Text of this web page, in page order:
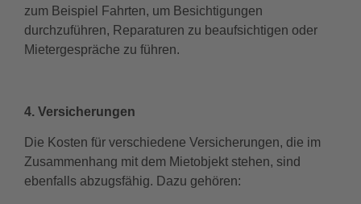
zum Beispiel Fahrten, um Besichtigungen
durchzuführen, Reparaturen zu beaufsichtigen oder
Mietergespräche zu führen.
4. Versicherungen
Die Kosten für verschiedene Versicherungen, die im
Zusammenhang mit dem Mietobjekt stehen, sind
ebenfalls abzugsfähig. Dazu gehören: